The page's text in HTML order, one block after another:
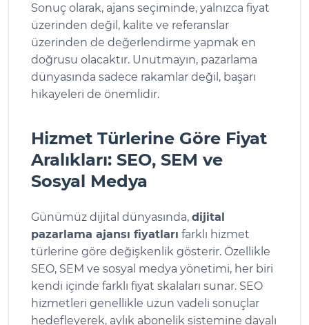
Sonuç olarak, ajans seçiminde, yalnızca fiyat
üzerinden değil, kalite ve referanslar
üzerinden de değerlendirme yapmak en
doğrusu olacaktır. Unutmayın, pazarlama
dünyasında sadece rakamlar değil, başarı
hikayeleri de önemlidir.
Hizmet Türlerine Göre Fiyat
Aralıkları: SEO, SEM ve
Sosyal Medya
Günümüz dijital dünyasında, dijital
pazarlama ajansı fiyatları farklı hizmet
türlerine göre değişkenlik gösterir. Özellikle
SEO, SEM ve sosyal medya yönetimi, her biri
kendi içinde farklı fiyat skalaları sunar. SEO
hizmetleri genellikle uzun vadeli sonuçlar
hedefleyerek, aylık abonelik sistemine dayalı